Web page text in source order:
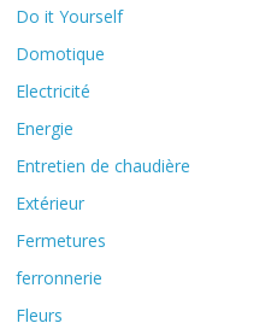
Do it Yourself
Domotique
Electricité
Energie
Entretien de chaudière
Extérieur
Fermetures
ferronnerie
Fleurs